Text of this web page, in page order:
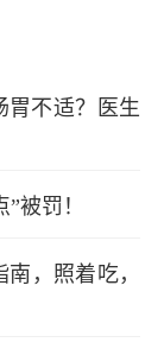
胃不适？医生
被罚！
，照着吃，